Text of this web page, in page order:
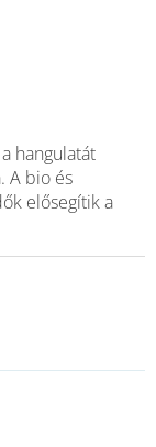
hangulatát
A bio és
elősegítik a